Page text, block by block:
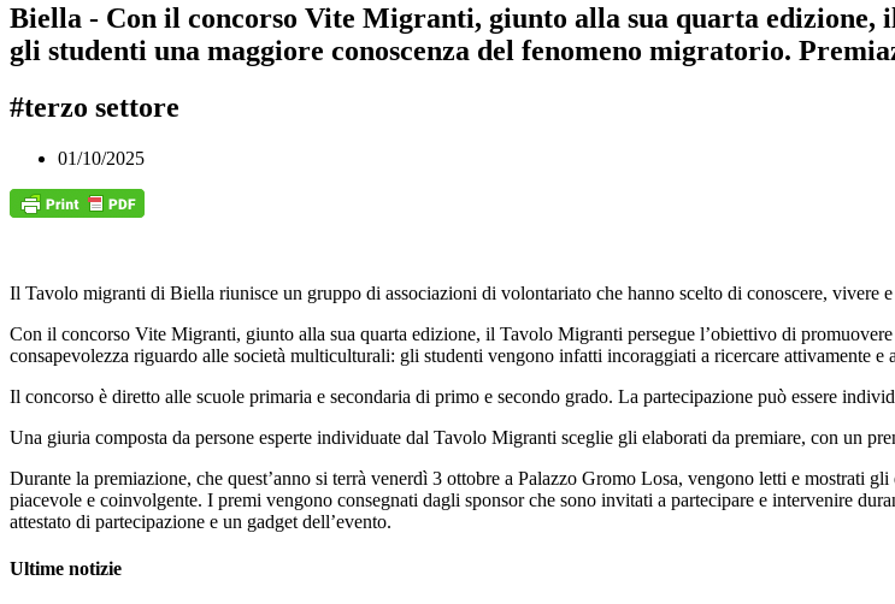
Biella - Con il concorso Vite Migranti, giunto alla sua quarta
gli studenti una maggiore conoscenza del fenomeno migratorio.
#terzo settore
01/10/2025
Il Tavolo migranti di Biella riunisce un gruppo di associazioni di volontariato che hanno scelto di conoscere, vivere
Con il concorso Vite Migranti, giunto alla sua quarta edizione, il Tavolo Migranti persegue l’obiettivo di
consapevolezza riguardo alle società multiculturali: gli studenti vengono infatti incoraggiati a ricercare attivamente e
Il concorso è diretto alle scuole primaria e secondaria di primo e secondo grado. La partecipazione può essere
Una giuria composta da persone esperte individuate dal Tavolo Migranti sceglie gli elaborati da premiare, con un
Durante la premiazione, che quest’anno si terrà venerdì 3 ottobre a Palazzo Gromo Losa, vengono letti e mostrati
piacevole e coinvolgente. I premi vengono consegnati dagli sponsor che sono invitati a partecipare e intervenire
attestato di partecipazione e un gadget dell’evento.
Ultime notizie